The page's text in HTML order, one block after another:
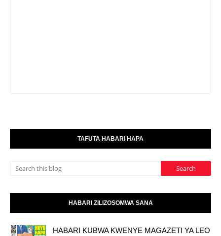
TAFUTA HABARI HAPA
HABARI ZILIZOSOMWA SANA
HABARI KUBWA KWENYE MAGAZETI YA LEO